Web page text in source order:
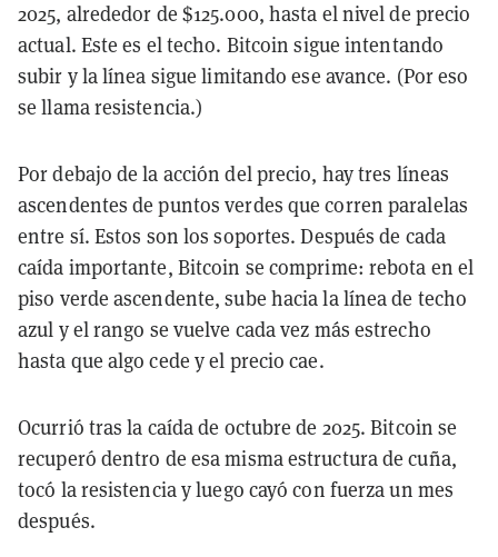
2025, alrededor de $125.000, hasta el nivel de precio
actual. Este es el techo. Bitcoin sigue intentando
subir y la línea sigue limitando ese avance. (Por eso
se llama resistencia.)
Por debajo de la acción del precio, hay tres líneas
ascendentes de puntos verdes que corren paralelas
entre sí. Estos son los soportes. Después de cada
caída importante, Bitcoin se comprime: rebota en el
piso verde ascendente, sube hacia la línea de techo
azul y el rango se vuelve cada vez más estrecho
hasta que algo cede y el precio cae.
Ocurrió tras la caída de octubre de 2025. Bitcoin se
recuperó dentro de esa misma estructura de cuña,
tocó la resistencia y luego cayó con fuerza un mes
después.